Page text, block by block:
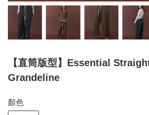
【直筒版型】Essential
Grandeline
顏色